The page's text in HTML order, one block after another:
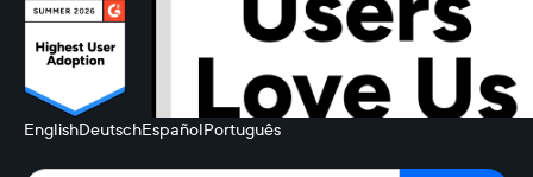
EnglishDeutschEspañolPortuguês